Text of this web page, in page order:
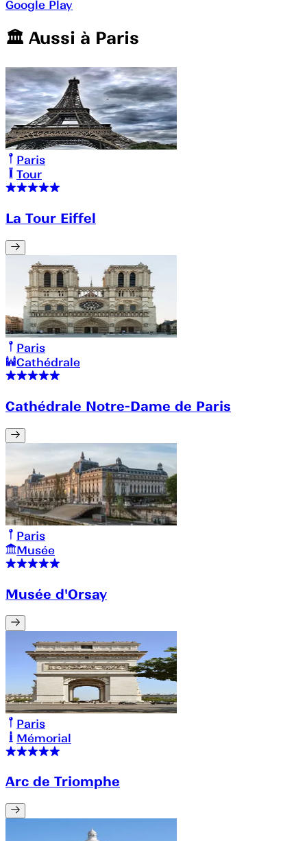
Google Play
🏛️️ Aussi à Paris
Paris
Tour
La Tour Eiffel
Paris
Cathédrale
Cathédrale Notre-Dame de Paris
Paris
Musée
Musée d'Orsay
Paris
Mémorial
Arc de Triomphe